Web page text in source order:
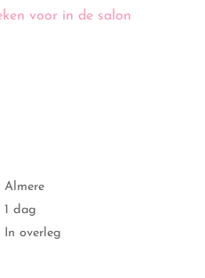
voor in de salon
Almere
1 dag
In overleg